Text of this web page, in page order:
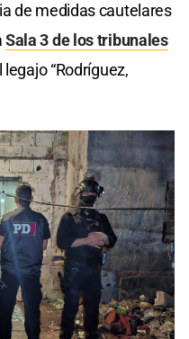
de medidas cautelares
Sala 3 de los tribunales
“Rodríguez,